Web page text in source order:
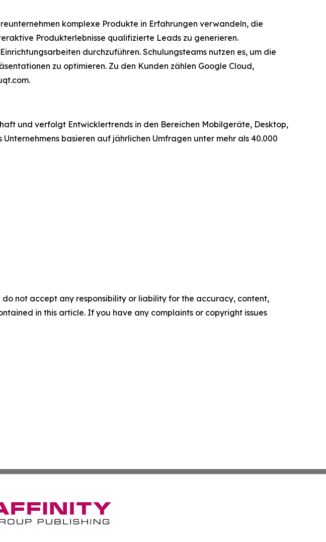
komplexe Produkte in Erfahrungen verwandeln, die
Produkterlebnisse qualifizierte Leads zu generieren.
durchzuführen. Schulungsteams nutzen es, um die
zu optimieren. Zu den Kunden zählen Google Cloud,
und verfolgt Entwicklertrends in den Bereichen Mobilgeräte, Desktop,
basieren auf jährlichen Umfragen unter mehr als 40.000
not accept any responsibility or liability for the accuracy, content,
in this article. If you have any complaints or copyright issues